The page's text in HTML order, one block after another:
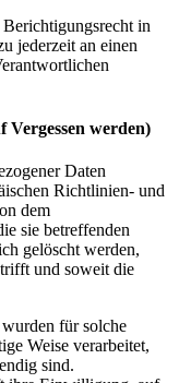
in
jederzeit an einen
werden)
Daten
Richtlinien- und
dem
sie betreffenden
gelöscht werden,
und soweit die
für solche
Weise verarbeitet,
sind.